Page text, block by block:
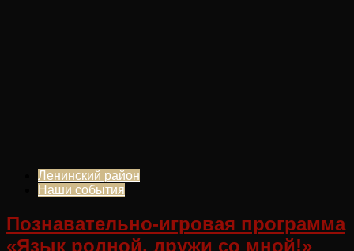
Ленинский район
Наши события
Познавательно-игровая программа
«Язык родной, дружи со мной!»